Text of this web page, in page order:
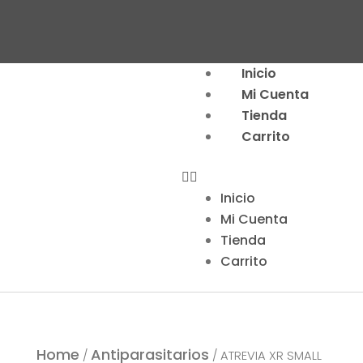
Inicio
Mi Cuenta
Tienda
Carrito
Menu
Inicio
Mi Cuenta
Tienda
Carrito
Home / Antiparasitarios / ATREVIA XR SMALL